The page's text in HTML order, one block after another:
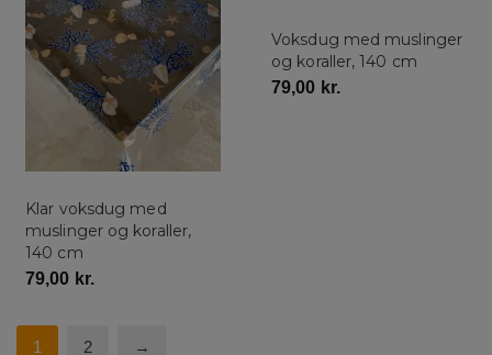
Klar voksdug med
muslinger og koraller,
140 cm
79,00 kr.
Voksdug med muslinger
og koraller, 140 cm
79,00 kr.
1 2 →